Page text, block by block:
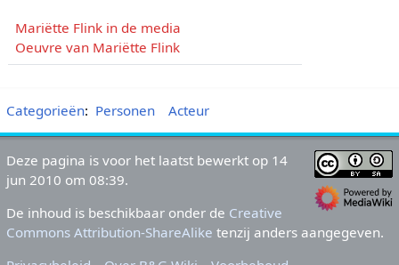
Mariëtte Flink in de media
Oeuvre van Mariëtte Flink
Categorieën: Personen Acteur
Deze pagina is voor het laatst bewerkt op 14
jun 2010 om 08:39.
De inhoud is beschikbaar onder de Creative
Commons Attribution-ShareAlike tenzij anders aangegeven.